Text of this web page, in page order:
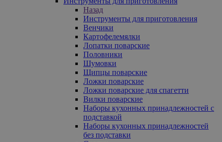
Назад
Инструменты для приготовления
Венчики
Картофелемялки
Лопатки поварские
Половники
Шумовки
Щипцы поварские
Ложки поварские
Ложки поварские для спагетти
Вилки поварские
Наборы кухонных принадлежностей с
подставкой
Наборы кухонных принадлежностей
без подставки